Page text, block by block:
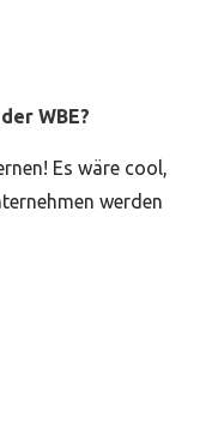
WBE?
Es wäre cool,
werden